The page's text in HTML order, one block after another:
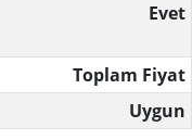
Evet
Toplam Fiyat
Uygun